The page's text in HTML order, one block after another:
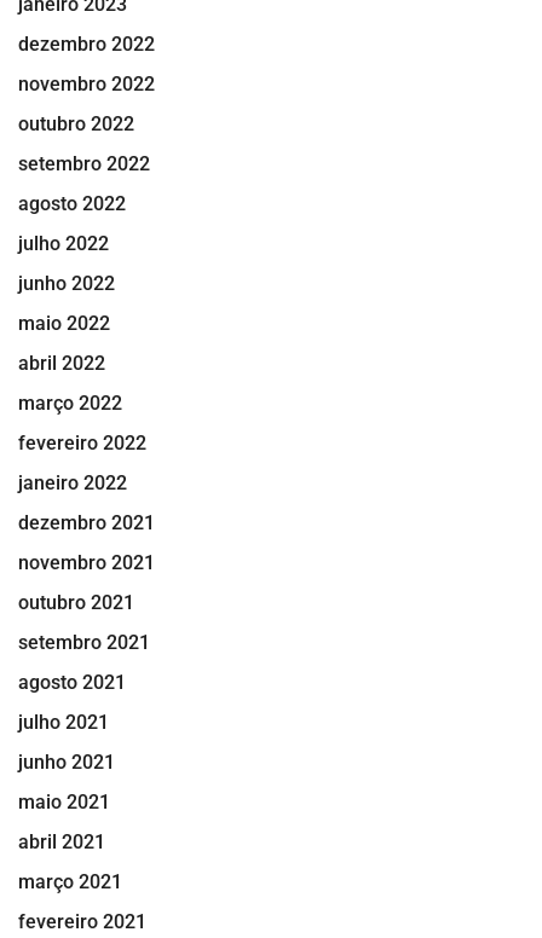
dezembro 2022
novembro 2022
outubro 2022
setembro 2022
agosto 2022
julho 2022
junho 2022
maio 2022
abril 2022
março 2022
fevereiro 2022
janeiro 2022
dezembro 2021
novembro 2021
outubro 2021
setembro 2021
agosto 2021
julho 2021
junho 2021
maio 2021
abril 2021
março 2021
fevereiro 2021